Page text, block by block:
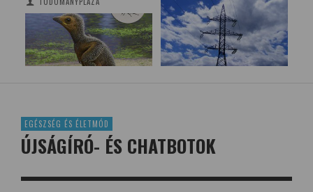
EGÉSZSÉG ÉS ÉLETMÓD
ÚJSÁGÍRÓ- ÉS CHATBOTOK